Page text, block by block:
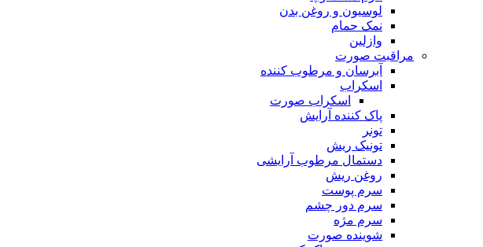
لوسیون و روغن بدن
نمک حمام
وازلین
مراقبت صورت
آبرسان و مرطوب کننده
اسکراب
اسکراب صورت
پاک کننده آرایش
تونر
تونیک ریش
دستمال مرطوب آرایشی
روغن ریش
سرم پوست
سرم دور چشم
سرم مژه
شوینده صورت